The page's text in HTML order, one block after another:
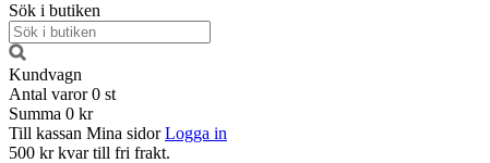
Sök i butiken
Kundvagn
Antal varor 0 st
Summa 0 kr
Till kassan Mina sidor Logga in
500 kr kvar till fri frakt.